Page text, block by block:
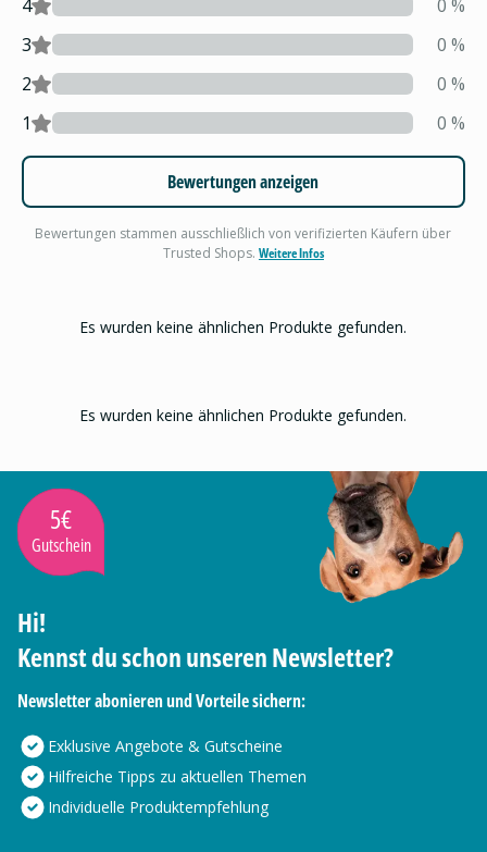
4 0 %
3
0 %
2
0 %
1
0 %
Bewertungen anzeigen
Bewertungen stammen ausschließlich von verifizierten Käufern über
Trusted Shops. Weitere Infos
Es wurden keine ähnlichen Produkte gefunden.
Es wurden keine ähnlichen Produkte gefunden.
5€
Gutschein
Hi!
Kennst du schon unseren Newsletter?
Newsletter abonieren und Vorteile sichern:
Exklusive Angebote & Gutscheine
Hilfreiche Tipps zu aktuellen Themen
Individuelle Produktempfehlung